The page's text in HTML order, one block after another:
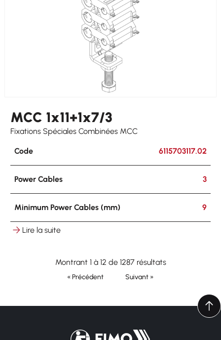
MCC 1x11+1x7/3
Fixations Spéciales Combinées MCC
Code 6115703117.02
Power Cables 3
Minimum Power Cables (mm) 9
Maximum Power Cables (mm)
on round ø 8-25 mm on flat 3-25 mm
Lire la suite
Montrant 1 à 12 de 1287 résultats
« Précédent Suivant »
Retour à l'accueil